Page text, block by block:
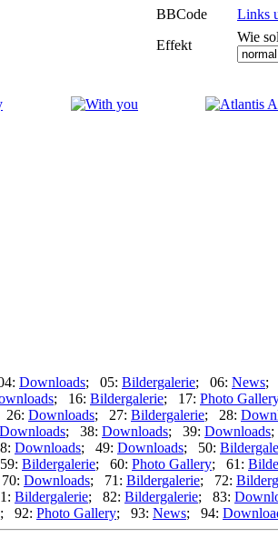
BBCode
Links
Effekt
Wie
Downloads; 05: Bildergalerie; 06: News;
; 16: Bildergalerie; 17: Photo
Downloads; 27: Bildergalerie; 28:
Downloads; 38: Downloads; 39: Downloads
Downloads; 49: Downloads; 50:
Bildergalerie; 60: Photo Gallery; 61:
Downloads; 71: Bildergalerie; 72:
Bildergalerie; 82: Bildergalerie; 83:
; 92: Photo Gallery; 93: News; 94: